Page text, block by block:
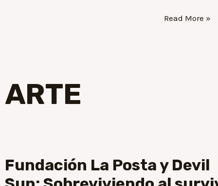
Read More »
ARTE
Fundación La Posta y Devil